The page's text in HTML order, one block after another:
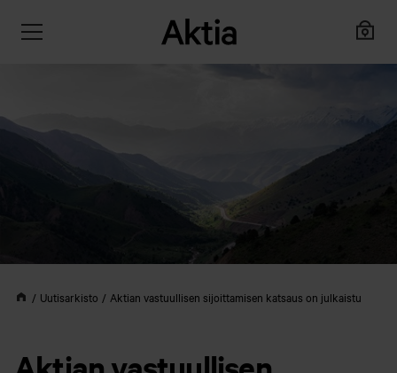
Uutisarkisto Aktian vastuullisen sijoittamisen katsaus on julkaistu